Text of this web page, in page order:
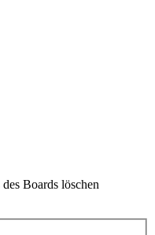
Boards löschen